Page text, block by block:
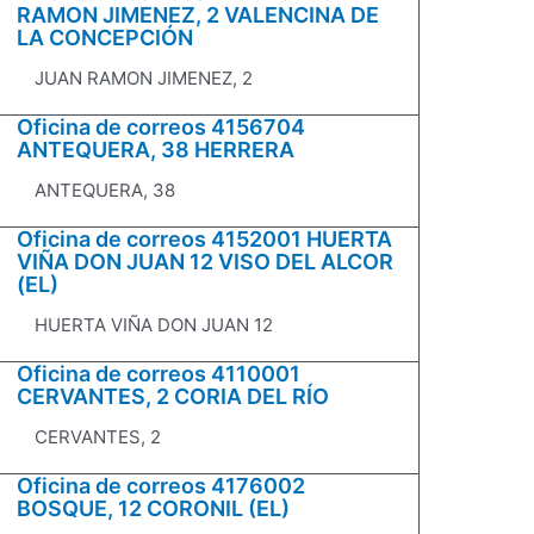
RAMON JIMENEZ, 2 VALENCINA DE
LA CONCEPCIÓN
JUAN RAMON JIMENEZ, 2
Oficina de correos 4156704
ANTEQUERA, 38 HERRERA
ANTEQUERA, 38
Oficina de correos 4152001 HUERTA
VIÑA DON JUAN 12 VISO DEL ALCOR
(EL)
HUERTA VIÑA DON JUAN 12
Oficina de correos 4110001
CERVANTES, 2 CORIA DEL RÍO
CERVANTES, 2
Oficina de correos 4176002
BOSQUE, 12 CORONIL (EL)